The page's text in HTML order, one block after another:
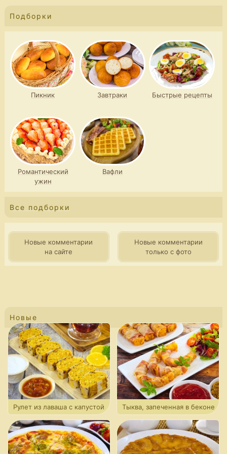
Подборки
Пикник Завтраки Быстрые рецепты
Романтический
ужин
Вафли
Все подборки
Новые комментарии
на сайте
Новые комментарии
только с фото
Новые
Рулет из лаваша с капустой Тыква, запеченная в беконе